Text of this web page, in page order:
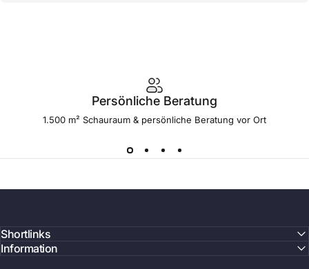
Persönliche Beratung
1.500 m² Schauraum & persönliche Beratung vor Ort
Shortlinks
Information